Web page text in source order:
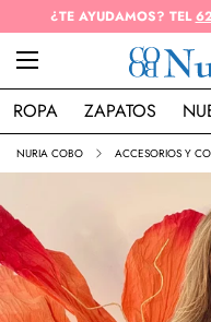
¿TE AYUDAMOS? TEL
ROPA ZAPATOS
NURIA COBO ACCESORIOS Y